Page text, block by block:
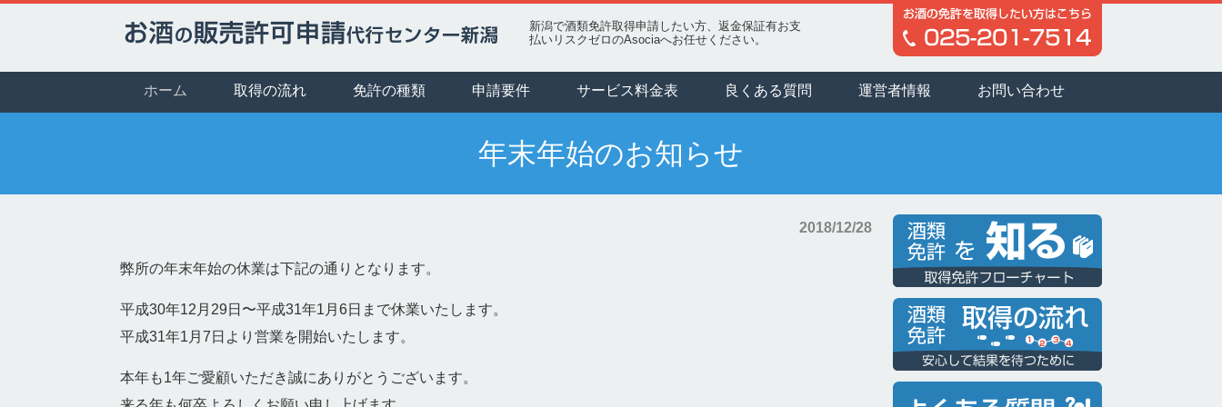
新潟で酒類免許取得申請したい方、返金保証有お支
払いリスクゼロのAsociaへお任せください。
ホーム 取得の流れ 免許の種類 申請要件 サービス料金表 良くある質問 運営者情報 お問い合わせ
年末年始のお知らせ
2018/12/28
弊所の年末年始の休業は下記の通りとなります。
平成30年12月29日〜平成31年1月6日まで休業いたします。
平成31年1月7日より営業を開始いたします。
本年も1年ご愛顧いただき誠にありがとうございます。